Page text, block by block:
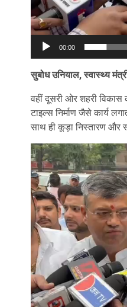
00:00
सुबोध उनियाल, स्वास्थ्य
वहीं दूसरी ओर शहरी विकास
टाइल्स निर्माण जैसे कार्य
साथ ही कूड़ा निस्तारण और
Video
Player